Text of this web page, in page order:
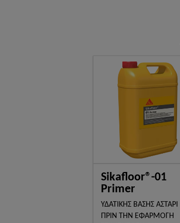
Sikafloor®-01
Primer
ΥΔΑΤΙΚΗΣ ΒΑΣΗΣ ΑΣΤΑΡΙ
ΠΡΙΝ ΤΗΝ ΕΦΑΡΜΟΓΗ